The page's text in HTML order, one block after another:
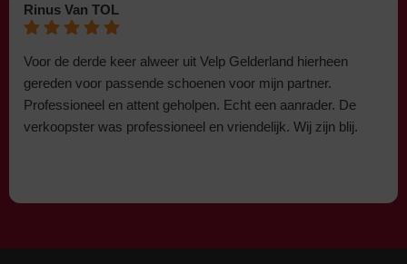
Rinus Van TOL
Voor de derde keer alweer uit Velp Gelderland hierheen
gereden voor passende schoenen voor mijn partner.
Professioneel en attent geholpen. Echt een aanrader. De
verkoopster was professioneel en vriendelijk. Wij zijn blij.